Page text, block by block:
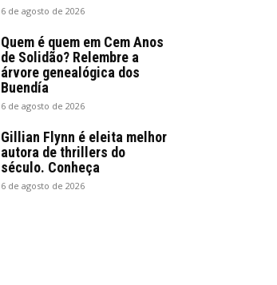
6 de agosto de 2026
Quem é quem em Cem Anos
de Solidão? Relembre a
árvore genealógica dos
Buendía
6 de agosto de 2026
Gillian Flynn é eleita melhor
autora de thrillers do
século. Conheça
6 de agosto de 2026